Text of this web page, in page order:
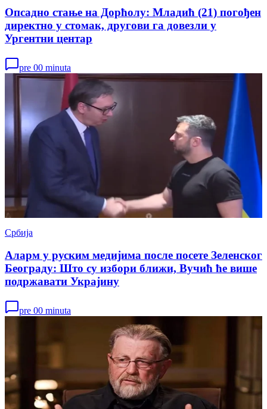
Опсадно стање на Дорћолу: Младић (21) погођен
директно у стомак, другови га довезли у
Ургентни центар
pre 00 minuta
Србија
Аларм у руским медијима после посете Зеленског
Београду: Што су избори ближи, Вучић ће више
подржавати Украјину
pre 00 minuta